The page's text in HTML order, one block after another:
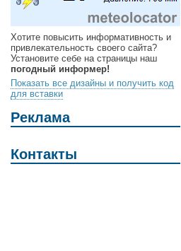
Хотите повысить информативность и
привлекательность своего сайта?
Установите себе на страницы наш
погодный информер!
Показать все дизайны и получить код
для вставки
Реклама
Контакты